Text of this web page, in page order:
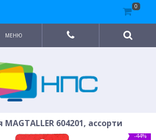
МЕНЮ
604201, ассорти
-44%
0